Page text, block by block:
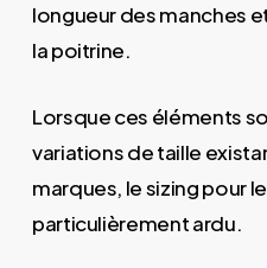
longueur des manches
la poitrine.
Lorsque ces éléments
variations de taille
marques, le sizing pour
particulièrement ardu.